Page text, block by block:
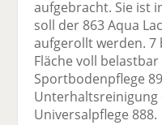
aufgebracht. Sie ist
soll der 863 Aqua
aufgerollt werden. 7
Fläche voll
Sportbodenpflege
Unterhaltsreinigung
Universalpflege 888.